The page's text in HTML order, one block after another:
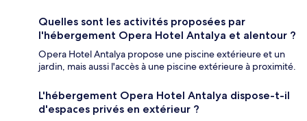
Quelles sont les activités proposées par
l'hébergement Opera Hotel Antalya et alentour ?
Opera Hotel Antalya propose une piscine extérieure et un
jardin, mais aussi l'accès à une piscine extérieure à proximité.
L'hébergement Opera Hotel Antalya dispose-t-il
d'espaces privés en extérieur ?